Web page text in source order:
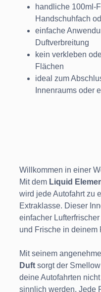
handliche 100ml-
Handschuhfach
einfache
Duftverbreitung
kein verkleben
Flächen
ideal zum
Innenraums oder
Willkommen in einer
Mit dem Liquid
wird jede Autofahrt zu
Extraklasse. Dieser
einfacher
und Frische in deinem
Mit seinem
Duft sorgt der
deine Autofahrten
sinnlich werden. Jede